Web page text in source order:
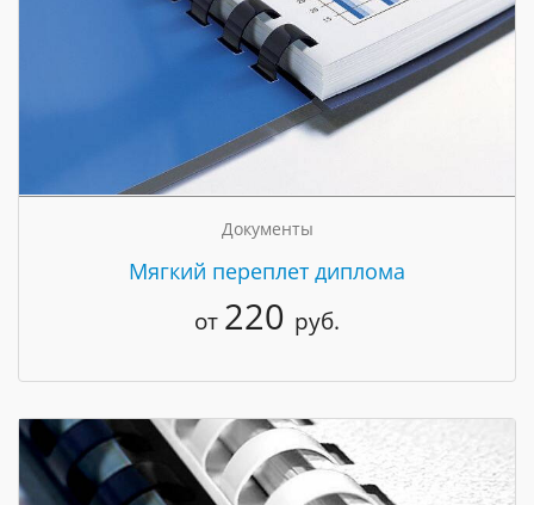
Документы
Мягкий переплет диплома
от 220 руб.